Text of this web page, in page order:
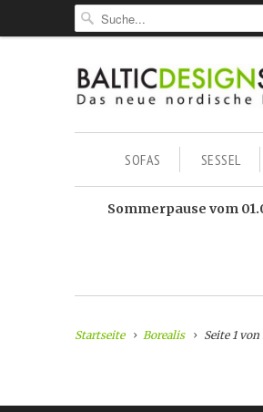
SOFAS SESSEL
Sommerpause vom
Startseite Borealis Seite 1 von